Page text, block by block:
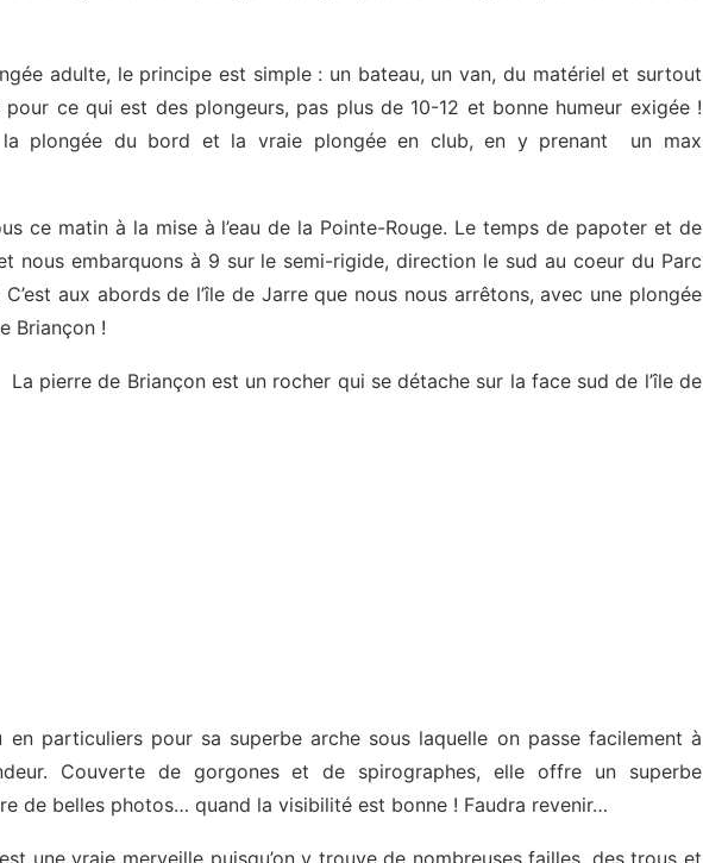
adulte, le principe est simple : un bateau, un van, du matériel et surtout
ce qui est des plongeurs, pas plus de 10-12 et bonne humeur exigée !
plongée du bord et la vraie plongée en club, en y prenant un max
ce matin à la mise à l’eau de la Pointe-Rouge. Le temps de papoter et de
nous embarquons à 9 sur le semi-rigide, direction le sud au coeur du Parc
aux abords de l’île de Jarre que nous nous arrêtons, avec une plongée
Briançon !
La pierre de Briançon est un rocher qui se détache sur la face sud de l’île de
particuliers pour sa superbe arche sous laquelle on passe facilement à
Couverte de gorgones et de spirographes, elle offre un superbe
de belles photos… quand la visibilité est bonne ! Faudra revenir…
une vraie merveille puisqu’on y trouve de nombreuses failles, des trous et